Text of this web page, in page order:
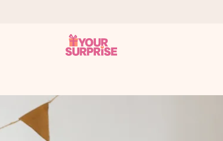
ge den i precis rätt tid, när det betyder som mest.